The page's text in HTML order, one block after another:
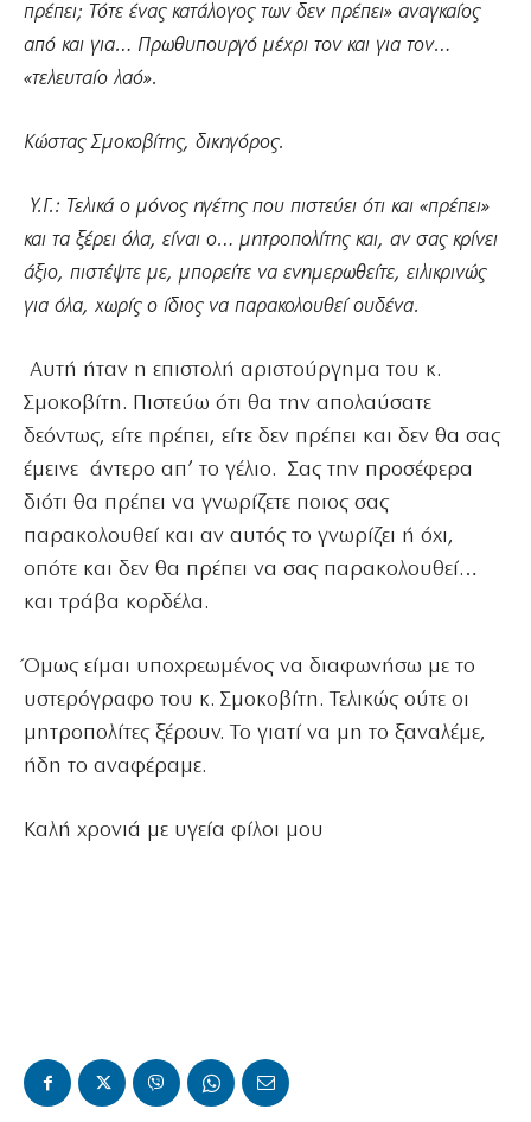
πρέπει; Τότε ένας κατάλογος των δεν πρέπει» αναγκαίος
από και για… Πρωθυπουργό μέχρι τον και για τον…
«τελευταίο λαό».
Κώστας Σμοκοβίτης, δικηγόρος.
Υ.Γ.: Τελικά ο μόνος ηγέτης που πιστεύει ότι και «πρέπει»
και τα ξέρει όλα, είναι ο… μητροπολίτης και, αν σας κρίνει
άξιο, πιστέψτε με, μπορείτε να ενημερωθείτε, ειλικρινώς
για όλα, χωρίς ο ίδιος να παρακολουθεί ουδένα.
Αυτή ήταν η επιστολή αριστούργημα του κ.
Σμοκοβίτη. Πιστεύω ότι θα την απολαύσατε
δεόντως, είτε πρέπει, είτε δεν πρέπει και δεν θα σας
έμεινε άντερο απ’ το γέλιο. Σας την προσέφερα
διότι θα πρέπει να γνωρίζετε ποιος σας
παρακολουθεί και αν αυτός το γνωρίζει ή όχι,
οπότε και δεν θα πρέπει να σας παρακολουθεί…
και τράβα κορδέλα.
Όμως είμαι υποχρεωμένος να διαφωνήσω με το
υστερόγραφο του κ. Σμοκοβίτη. Τελικώς ούτε οι
μητροπολίτες ξέρουν. Το γιατί να μη το ξαναλέμε,
ήδη το αναφέραμε.
Καλή χρονιά με υγεία φίλοι μου